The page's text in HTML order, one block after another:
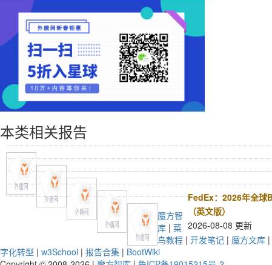
本类相关报告
FedEx：2026年全球
（英文版）
2026-08-08 更新
魔方智
库 | 菜
鸟教程 | 开发笔记 | 魔方文库 |
字化转型 | w3School | 报告合集 | BootWiki